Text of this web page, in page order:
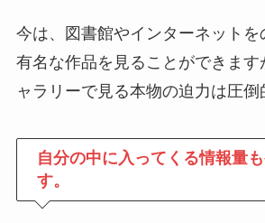
今は、図書館やインターネット
有名な作品を見ることができま
ャラリーで見る本物の迫力は圧倒
自分の中に入ってくる情報量
す。